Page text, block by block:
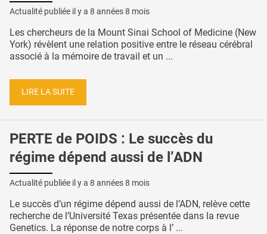
Actualité publiée il y a 8 années 8 mois
Les chercheurs de la Mount Sinai School of Medicine (New
York) révèlent une relation positive entre le réseau cérébral
associé à la mémoire de travail et un ...
LIRE LA SUITE
PERTE de POIDS : Le succès du
régime dépend aussi de l’ADN
Actualité publiée il y a 8 années 8 mois
Le succès d’un régime dépend aussi de l’ADN, relève cette
recherche de l’Université Texas présentée dans la revue
Genetics. La réponse de notre corps à l’ ...